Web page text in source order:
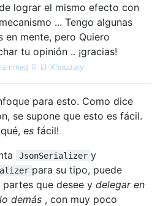
lograr el mismo efecto con
... Tengo algunas
en mente, pero Quiero
tu opinión .. ¡gracias!
R. El-Khoudary
para esto. Como dice
se supone que esto es fácil.
es fácil!
JsonSerializer y
para su tipo, puede
partes que desee y delegar en
demás , con muy poco